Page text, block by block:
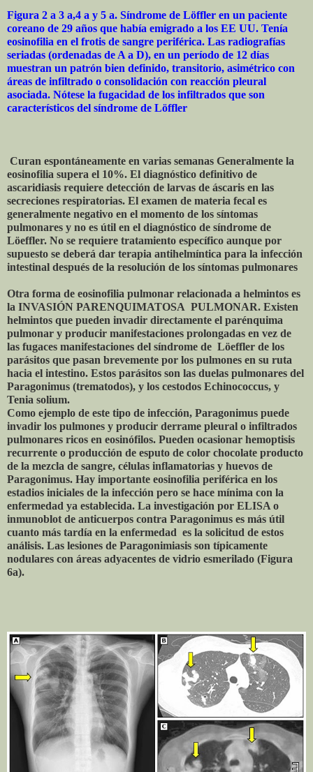
Figura 2 a 3 a,4 a y 5 a. Síndrome de Löffler en un paciente
coreano de 29 años que había emigrado a los EE UU. Tenía
eosinofilia en el frotis de sangre periférica. Las radiografías
seriadas (ordenadas de A a D), en un período de 12 días
muestran un patrón bien definido, transitorio, asimétrico con
áreas de infiltrado o consolidación con reacción pleural
asociada. Nótese la fugacidad de los infiltrados que son
característicos del síndrome de Löffler
Curan espontáneamente en varias semanas Generalmente la
eosinofilia supera el 10%. El diagnóstico definitivo de
ascaridiasis requiere detección de larvas de áscaris en las
secreciones respiratorias. El examen de materia fecal es
generalmente negativo en el momento de los síntomas
pulmonares y no es útil en el diagnóstico de síndrome de
Löeffler. No se requiere tratamiento específico aunque por
supuesto se deberá dar terapia antihelmíntica para la infección
intestinal después de la resolución de los síntomas pulmonares
Otra forma de eosinofilia pulmonar relacionada a helmintos es
la INVASIÓN PARENQUIMATOSA PULMONAR. Existen
helmintos que pueden invadir directamente el parénquima
pulmonar y producir manifestaciones prolongadas en vez de
las fugaces manifestaciones del síndrome de Löeffler de los
parásitos que pasan brevemente por los pulmones en su ruta
hacia el intestino. Estos parásitos son las duelas pulmonares del
Paragonimus (trematodos), y los cestodos Echinococcus, y
Tenia solium.
Como ejemplo de este tipo de infección, Paragonimus puede
invadir los pulmones y producir derrame pleural o infiltrados
pulmonares ricos en eosinófilos. Pueden ocasionar hemoptisis
recurrente o producción de esputo de color chocolate producto
de la mezcla de sangre, células inflamatorias y huevos de
Paragonimus. Hay importante eosinofilia periférica en los
estadios iniciales de la infección pero se hace mínima con la
enfermedad ya establecida. La investigación por ELISA o
inmunoblot de anticuerpos contra Paragonimus es más útil
cuanto más tardía en la enfermedad es la solicitud de estos
análisis. Las lesiones de Paragonimiasis son típicamente
nodulares con áreas adyacentes de vidrio esmerilado (Figura
6a).